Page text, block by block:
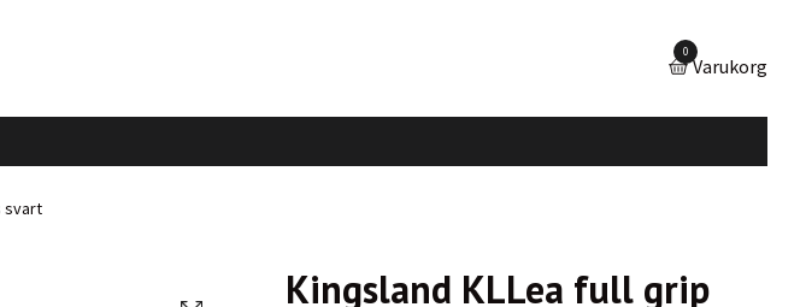
0
Varukorg
svart
Kingsland KLLea full grip